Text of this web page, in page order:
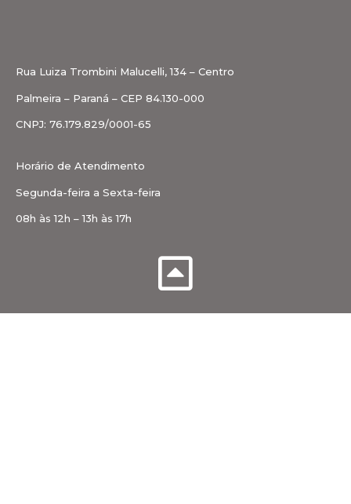
Rua Luiza Trombini Malucelli, 134 – Centro
Palmeira – Paraná – CEP 84.130-000
CNPJ: 76.179.829/0001-65
Horário de Atendimento
Segunda-feira a Sexta-feira
08h às 12h – 13h às 17h